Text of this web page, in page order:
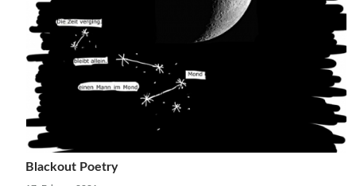
Blackout Poetry